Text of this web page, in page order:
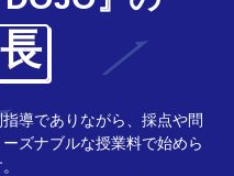
長
導でありながら、採点や問
ズナブルな授業料で始めら